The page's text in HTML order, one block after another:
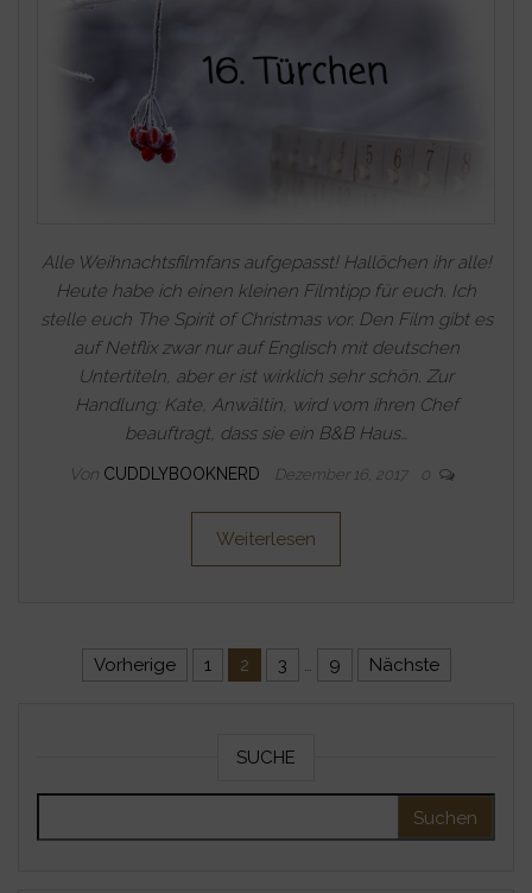
Alle Weihnachtsfilmfans aufgepasst! Hallöchen ihr alle!
Heute habe ich einen kleinen Filmtipp für euch. Ich
stelle euch The Spirit of Christmas vor. Den Film gibt es
auf Netflix zwar nur auf Englisch mit deutschen
Untertiteln, aber er ist wirklich sehr schön. Zur
Handlung: Kate, Anwältin, wird vom ihren Chef
beauftragt, dass sie ein B&B Haus…
Von CUDDLYBOOKNERD Dezember 16, 2017 0
Weiterlesen
Seitennummerierung der
Vorherige 1 2 3 … 9 Nächste
SUCHE